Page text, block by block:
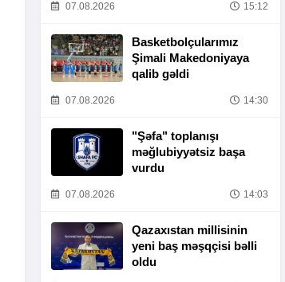
07.08.2026 15:12
Basketbolçularımız
Şimali Makedoniyaya
qalib gəldi
07.08.2026 14:30
"Şəfa" toplanışı
məğlubiyyətsiz başa
vurdu
07.08.2026 14:03
Qazaxıstan millisinin
yeni baş məşqçisi bəlli
oldu